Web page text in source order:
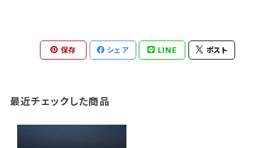
保存 シェア LINE ポスト
最近チェックした商品